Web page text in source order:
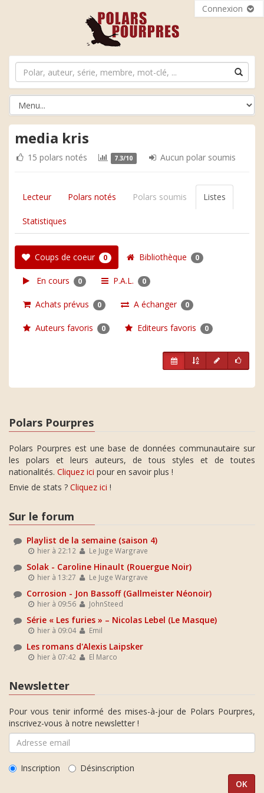
Connexion
media kris
15 polars notés 7.3/10 Aucun polar soumis
Lecteur Polars notés Polars soumis Listes
Statistiques
Coups de coeur 0 Bibliothèque 0
En cours 0 P.A.L. 0
Achats prévus 0 A échanger 0
Auteurs favoris 0 Editeurs favoris 0
Polars Pourpres
Polars Pourpres est une base de données communautaire sur
les polars et leurs auteurs, de tous styles et de toutes
nationalités. Cliquez ici pour en savoir plus !
Envie de stats ? Cliquez ici !
Sur le forum
Playlist de la semaine (saison 4)
hier à 22:12 Le Juge Wargrave
Solak - Caroline Hinault (Rouergue Noir)
hier à 13:27 Le Juge Wargrave
Corrosion - Jon Bassoff (Gallmeister Néonoir)
hier à 09:56 JohnSteed
Série « Les furies » – Nicolas Lebel (Le Masque)
hier à 09:04 Emil
Les romans d'Alexis Laipsker
hier à 07:42 El Marco
Newsletter
Pour vous tenir informé des mises-à-jour de Polars Pourpres,
inscrivez-vous à notre newsletter !
Inscription Désinscription